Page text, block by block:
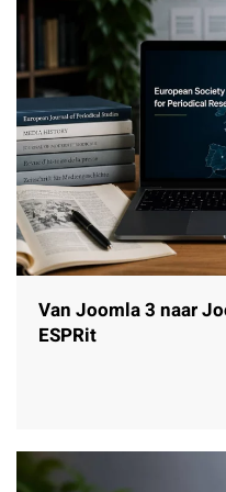
Van Joomla 3 naar
ESPRit